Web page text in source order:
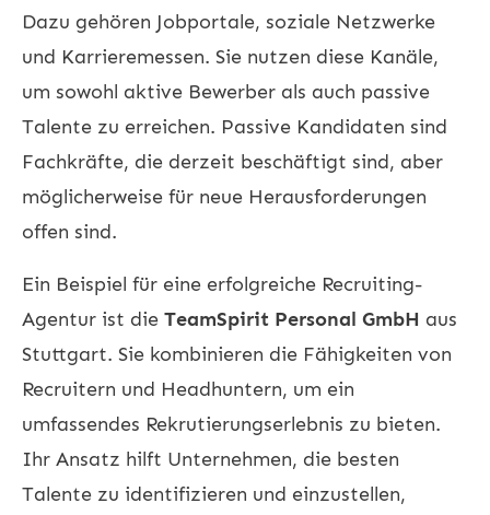
Dazu gehören Jobportale, soziale Netzwerke
und Karrieremessen. Sie nutzen diese Kanäle,
um sowohl aktive Bewerber als auch passive
Talente zu erreichen. Passive Kandidaten sind
Fachkräfte, die derzeit beschäftigt sind, aber
möglicherweise für neue Herausforderungen
offen sind.
Ein Beispiel für eine erfolgreiche Recruiting-
Agentur ist die TeamSpirit Personal GmbH aus
Stuttgart. Sie kombinieren die Fähigkeiten von
Recruitern und Headhuntern, um ein
umfassendes Rekrutierungserlebnis zu bieten.
Ihr Ansatz hilft Unternehmen, die besten
Talente zu identifizieren und einzustellen,